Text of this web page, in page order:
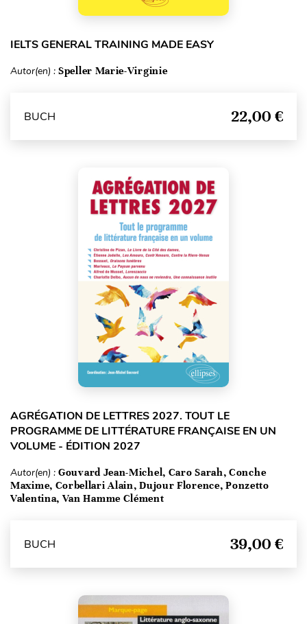
IELTS GENERAL TRAINING MADE EASY
Autor(en) : Speller Marie-Virginie
BUCH 22,00 €
AGRÉGATION DE LETTRES 2027. TOUT LE
PROGRAMME DE LITTÉRATURE FRANÇAISE EN UN
VOLUME - ÉDITION 2027
Autor(en) : Gouvard Jean-Michel, Caro Sarah, Conche
Maxime, Corbellari Alain, Dujour Florence, Ponzetto
Valentina, Van Hamme Clément
BUCH 39,00 €